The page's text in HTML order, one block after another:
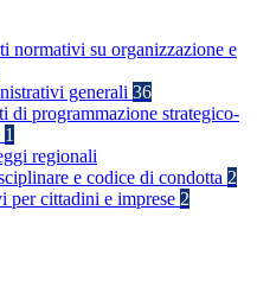
normativi su organizzazione e
generali 36
di programmazione strategico-
1
regionali
e codice di condotta 2
per cittadini e imprese 2